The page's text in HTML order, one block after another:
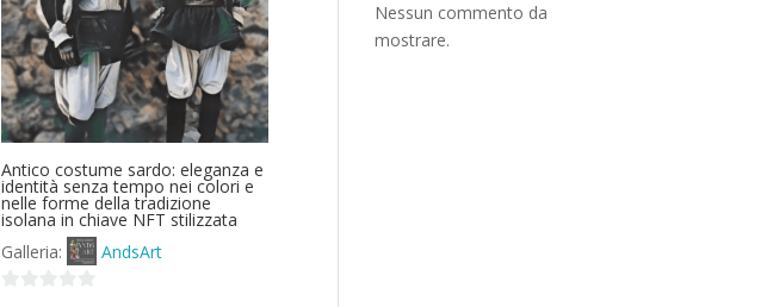
Antico costume sardo: eleganza e
identità senza tempo nei colori e
nelle forme della tradizione
isolana in chiave NFT stilizzata
Galleria:
AndsArt
Nessun commento da
mostrare.